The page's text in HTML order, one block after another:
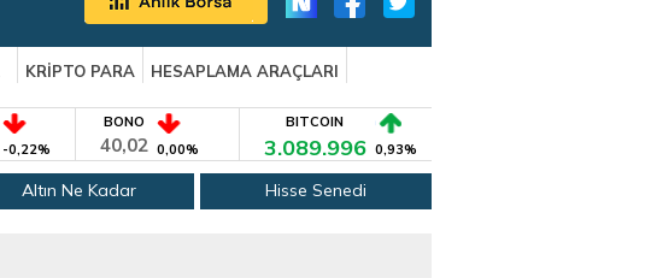
KRİPTO PARA
HESAPLAMA ARAÇLARI
-0,22%
BONO
40,02 0,00%
BITCOIN
3.089.996 0,93%
Altın Ne Kadar Hisse Senedi